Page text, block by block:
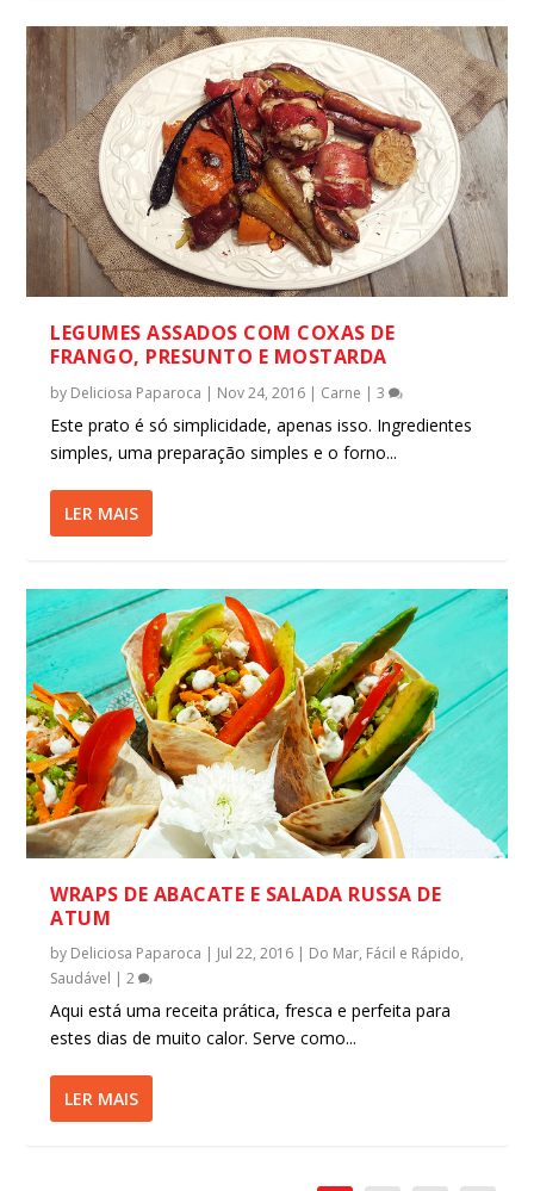
LEGUMES ASSADOS COM COXAS DE
FRANGO, PRESUNTO E MOSTARDA
by Deliciosa Paparoca | Nov 24, 2016 | Carne |3
Este prato é só simplicidade, apenas isso. Ingredientes
simples, uma preparação simples e o forno...
LER MAIS
WRAPS DE ABACATE E SALADA RUSSA DE
ATUM
by Deliciosa Paparoca | Jul 22, 2016 | Do Mar, Fácil e Rápido,
Saudável |2
Aqui está uma receita prática, fresca e perfeita para
estes dias de muito calor. Serve como...
LER MAIS